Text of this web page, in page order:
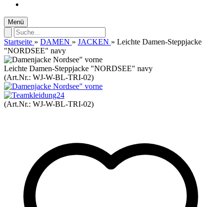
Menü
Startseite » DAMEN » JACKEN » Leichte Damen-Steppjacke
"NORDSEE" navy
Leichte Damen-Steppjacke "NORDSEE" navy
(Art.Nr.: WJ-W-BL-TRI-02)
(Art.Nr.: WJ-W-BL-TRI-02)